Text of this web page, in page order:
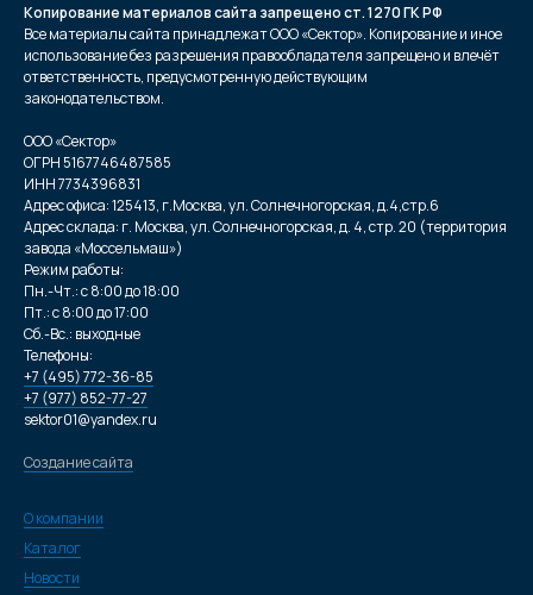
Копирование материалов сайта запрещено ст. 1270 ГК РФ
Все материалы сайта принадлежат ООО «Сектор». Копирование и иное
использование без разрешения правообладателя запрещено и влечёт
ответственность, предусмотренную действующим
законодательством.
ООО «Сектор»
ОГРН 5167746487585
ИНН 7734396831
Адрес офиса: 125413, г.Москва, ул. Солнечногорская, д.4,стр.6
Адрес склада: г. Москва, ул. Солнечногорская, д. 4, стр. 20 (территория
завода «Моссельмаш»)
Режим работы:
Пн.-Чт.: с 8:00 до 18:00
Пт.: с 8:00 до 17:00
Сб.-Вс.: выходные
Телефоны:
+7 (495) 772-36-85
+7 (977) 852-77-27
sektor01@yandex.ru
Создание сайта
О компании
Каталог
Новости